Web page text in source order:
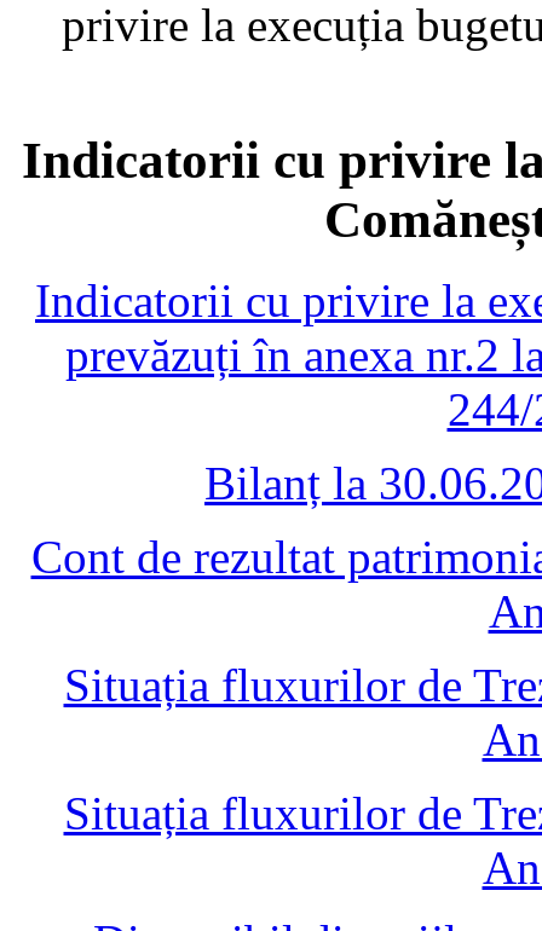
privire la execuția
Indicatorii cu privire
Indicatorii cu privire la
prevăzuți în anexa nr.2
Bilanț la
Cont de rezultat
Situația fluxurilor de
Situația fluxurilor de